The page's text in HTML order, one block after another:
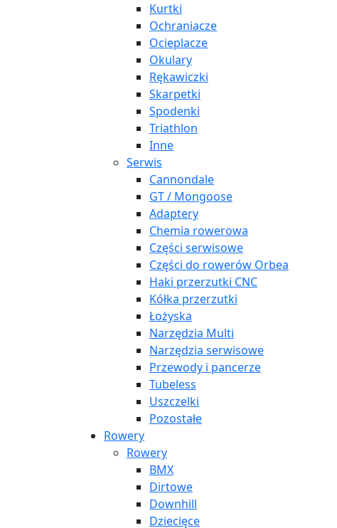
Kurtki
Ochraniacze
Ocieplacze
Okulary
Rękawiczki
Skarpetki
Spodenki
Triathlon
Inne
Serwis
Cannondale
GT / Mongoose
Adaptery
Chemia rowerowa
Części serwisowe
Części do rowerów Orbea
Haki przerzutki CNC
Kółka przerzutki
Łożyska
Narzędzia Multi
Narzędzia serwisowe
Przewody i pancerze
Tubeless
Uszczelki
Pozostałe
Rowery
Rowery
BMX
Dirtowe
Downhill
Dziecięce